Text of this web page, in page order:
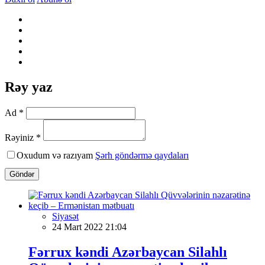
Rəy yaz
Ad *
Rəyiniz *
Oxudum və razıyam Şərh göndərmə qaydaları
Göndər
Siyasət
24 Mart 2022 21:04
Fərrux kəndi Azərbaycan Silahlı